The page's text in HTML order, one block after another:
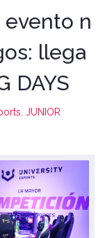
evento n
llega
DAYS
, JUNIOR